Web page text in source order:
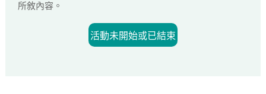
所敘內容。
活動未開始或已結束